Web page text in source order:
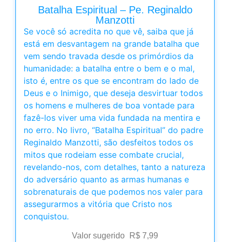
Batalha Espiritual – Pe. Reginaldo
Manzotti
Se você só acredita no que vê, saiba que já
está em desvantagem na grande batalha que
vem sendo travada desde os primórdios da
humanidade: a batalha entre o bem e o mal,
isto é, entre os que se encontram do lado de
Deus e o Inimigo, que deseja desvirtuar todos
os homens e mulheres de boa vontade para
fazê-los viver uma vida fundada na mentira e
no erro. No livro, “Batalha Espiritual” do padre
Reginaldo Manzotti, são desfeitos todos os
mitos que rodeiam esse combate crucial,
revelando-nos, com detalhes, tanto a natureza
do adversário quanto as armas humanas e
sobrenaturais de que podemos nos valer para
assegurarmos a vitória que Cristo nos
conquistou.
Valor sugerido R$ 7,99